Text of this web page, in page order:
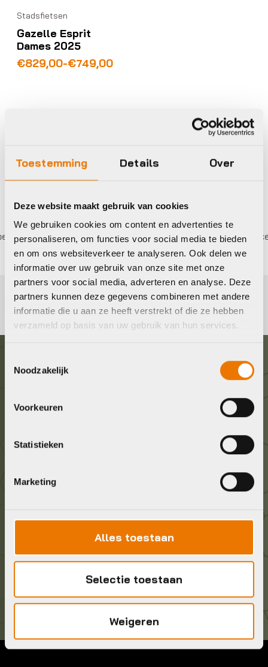
Toestemming Details Over
Deze website maakt gebruik van cookies
We gebruiken cookies om content en advertenties te
personaliseren, om functies voor social media te bieden
en om ons websiteverkeer te analyseren. Ook delen we
informatie over uw gebruik van onze site met onze
partners voor social media, adverteren en analyse. Deze
partners kunnen deze gegevens combineren met andere
informatie die u aan ze heeft verstrekt of die ze hebben
verzameld op basis van uw gebruik van hun services.
Noodzakelijk
Voorkeuren
Statistieken
Marketing
Alles toestaan
Selectie toestaan
Weigeren
Stadsfietsen
Gazelle Esprit
Dames 2025
€749,00
-
€829,00
Prijsklasse:
0%rente Eigen werkplaats met
Graag in contact komen?
Wij staan voor je klaar! Neem contact op via de
Kom langs!
Brouwerstraat 8B
1315 BP Almere